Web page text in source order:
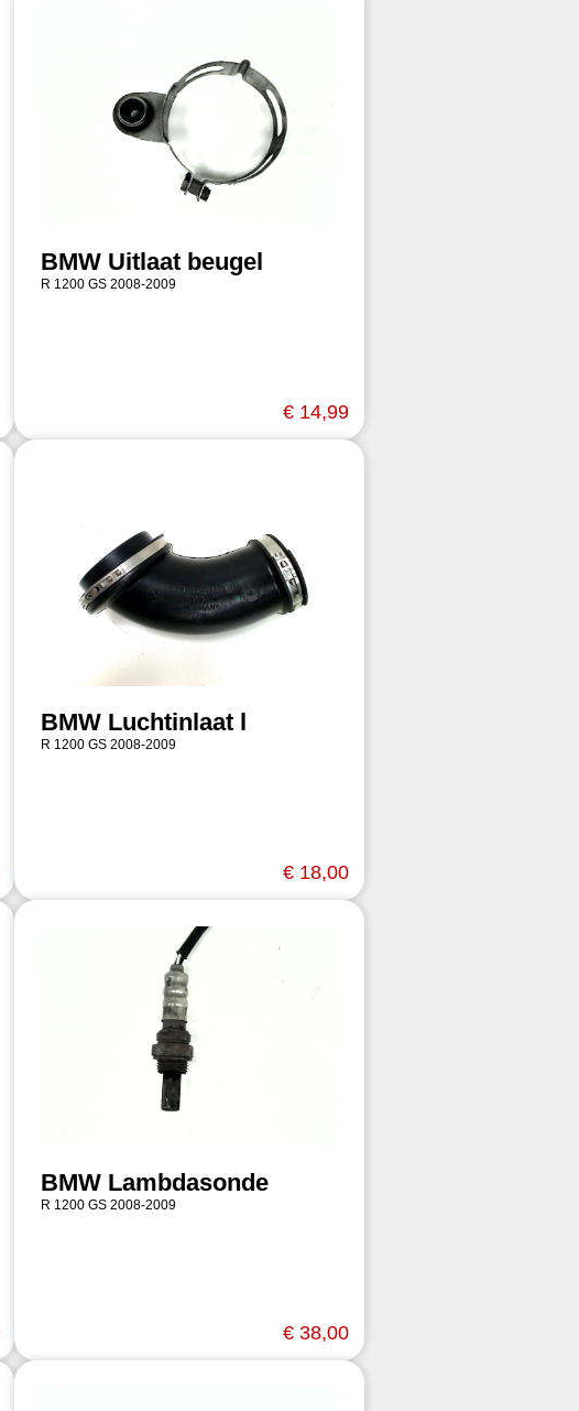
BMW Uitlaat beugel
R 1200 GS 2008-2009
€ 14,99
BMW Luchtinlaat l
R 1200 GS 2008-2009
€ 18,00
BMW Lambdasonde
R 1200 GS 2008-2009
€ 38,00